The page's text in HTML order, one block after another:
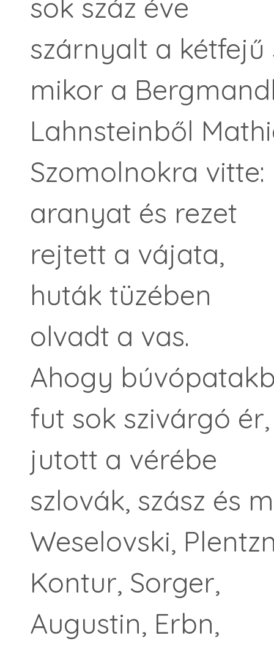
sok száz éve
szárnyalt a kétfejű
mikor a
Lahnsteinből
Szomolnokra vitte:
aranyat és rezet
rejtett a vájata,
huták tüzében
olvadt a vas.
Ahogy
fut sok szivárgó ér,
jutott a vérébe
szlovák, szász és
Weselovski,
Kontur, Sorger,
Augustin, Erbn,